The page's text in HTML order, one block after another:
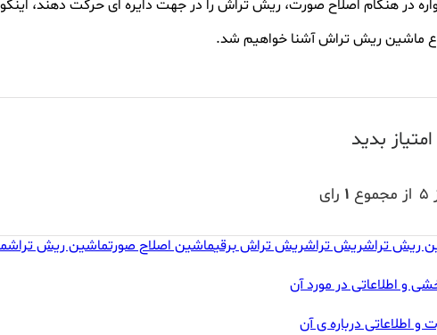
در هنگام اصلاح صورت، ریش تراش را در جهت دایره ای حرکت دهند،
ماشین ریش تراش آشنا خواهیم شد.
بدید
از مجموع ۱ رای
ریش تراشریش تراشریش تراش برقیماشین اصلاح صورتماشین ریش تراش
و اطلاعاتی در مورد آن
درباره ی آن